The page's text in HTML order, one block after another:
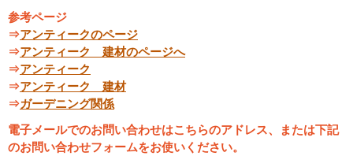
参考ページ
⇒アンティークのページ
⇒アンティーク 建材のページへ
⇒アンティーク
⇒アンティーク 建材
⇒ガーデニング関係
電子メールでのお問い合わせはこちらのアドレス、または下記
のお問い合わせフォームをお使いください。